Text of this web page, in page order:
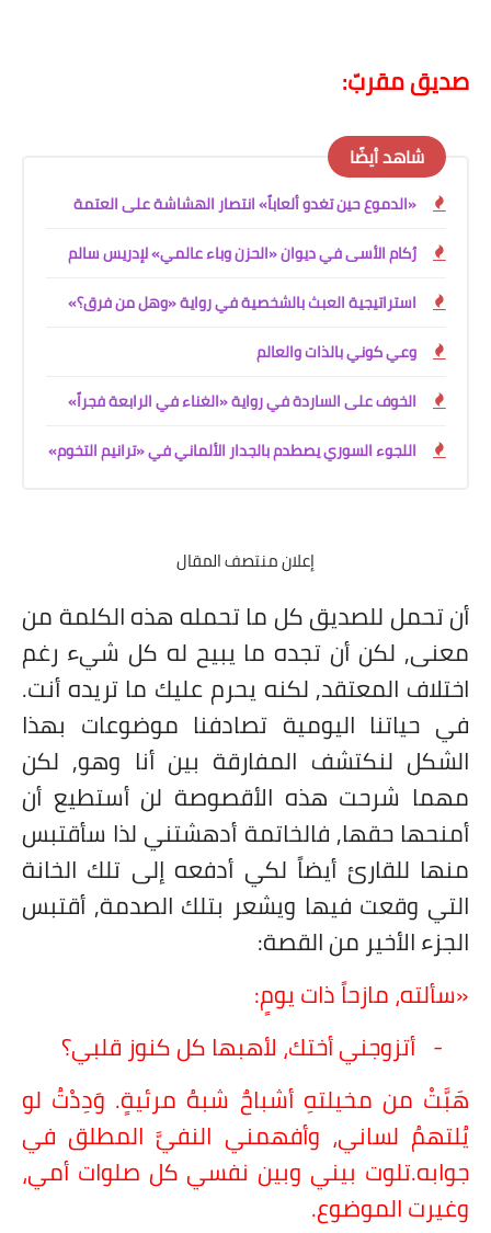
صديق مقربّ:
شاهد أيضًا
«الدموع حين تغدو ألعاباً» انتصار الهشاشة على العتمة
رُكام الأسى في ديوان «الحزن وباء عالمي» لإدريس سالم
استراتيجية العبث بالشخصية في رواية «وهل من فرق؟»
وعي كوني بالذات والعالم
الخوف على الساردة في رواية «الغناء في الرابعة فجراً»
اللجوء السوري يصطدم بالجدار الألماني في «ترانيم التخوم»
إعلان منتصف المقال
أن تحمل للصديق كل ما تحمله هذه الكلمة من
معنى, لكن أن تجده ما يبيح له كل شيء رغم
اختلاف المعتقد, لكنه يحرم عليك ما تريده أنت.
في حياتنا اليومية تصادفنا موضوعات بهذا
الشكل لنكتشف المفارقة بين أنا وهو, لكن
مهما شرحت هذه الأقصوصة لن أستطيع أن
أمنحها حقها, فالخاتمة أدهشتني لذا سأقتبس
منها للقارئ أيضاً لكي أدفعه إلى تلك الخانة
التي وقعت فيها ويشعر بتلك الصدمة, أقتبس
الجزء الأخير من القصة:
«سألته، مازحاً ذات يومٍ:
- أتزوجني أختك، لأهبها كل كنوز قلبي؟
هَبَّتْ من مخيلتهِ أشباحٌ شبهُ مرئيةٍ. وَدِدْتُ لو
يُلتهمُ لساني، وأفهمني النفيَّ المطلق في
جوابه.تلوت بيني وبين نفسي كل صلوات أمي،
وغيرت الموضوع.